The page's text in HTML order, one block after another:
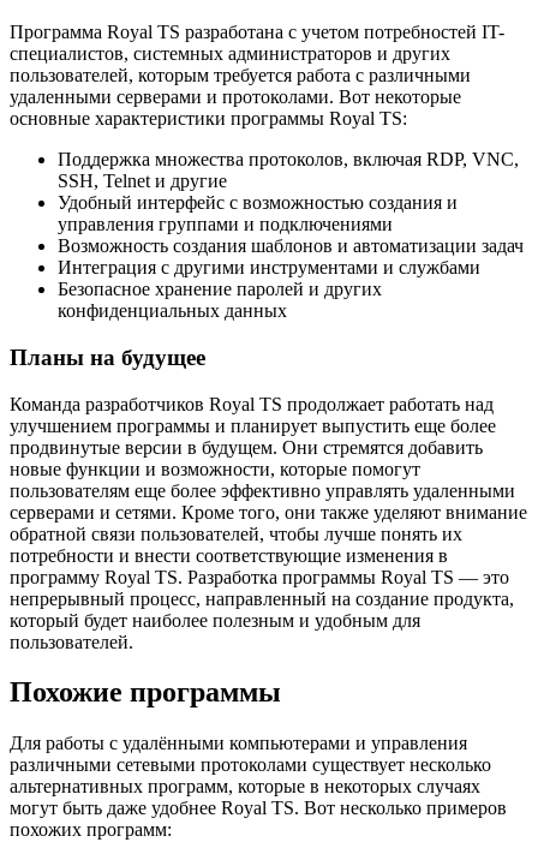
Программа Royal TS разработана с учетом потребностей IT-
специалистов, системных администраторов и других
пользователей, которым требуется работа с различными
удаленными серверами и протоколами. Вот некоторые
основные характеристики программы Royal TS:
Поддержка множества протоколов, включая RDP, VNC,
SSH, Telnet и другие
Удобный интерфейс с возможностью создания и
управления группами и подключениями
Возможность создания шаблонов и автоматизации задач
Интеграция с другими инструментами и службами
Безопасное хранение паролей и других
конфиденциальных данных
Планы на будущее
Команда разработчиков Royal TS продолжает работать над
улучшением программы и планирует выпустить еще более
продвинутые версии в будущем. Они стремятся добавить
новые функции и возможности, которые помогут
пользователям еще более эффективно управлять удаленными
серверами и сетями. Кроме того, они также уделяют внимание
обратной связи пользователей, чтобы лучше понять их
потребности и внести соответствующие изменения в
программу Royal TS. Разработка программы Royal TS — это
непрерывный процесс, направленный на создание продукта,
который будет наиболее полезным и удобным для
пользователей.
Похожие программы
Для работы с удалёнными компьютерами и управления
различными сетевыми протоколами существует несколько
альтернативных программ, которые в некоторых случаях
могут быть даже удобнее Royal TS. Вот несколько примеров
похожих программ: